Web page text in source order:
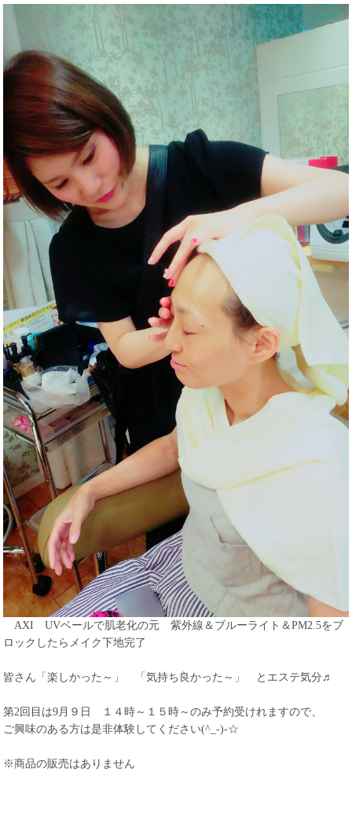
AXI UVベールで肌老化の元 紫外線＆ブルーライト＆PM2.5をブ
ロックしたらメイク下地完了
皆さん「楽しかった～」 「気持ち良かった～」 とエステ気分♬
第2回目は9月９日 １４時～１５時～のみ予約受けれますので、
ご興味のある方は是非体験してください(^_-)-☆
※商品の販売はありません